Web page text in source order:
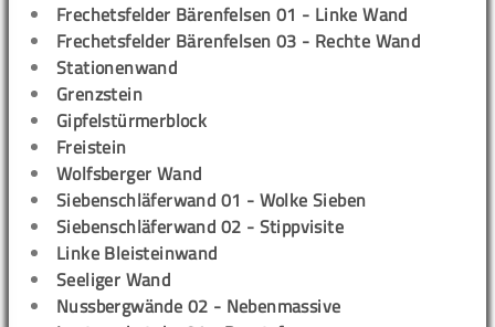
Frechetsfelder Bärenfelsen 01 - Linke Wand
Frechetsfelder Bärenfelsen 03 - Rechte Wand
Stationenwand
Grenzstein
Gipfelstürmerblock
Freistein
Wolfsberger Wand
Siebenschläferwand 01 - Wolke Sieben
Siebenschläferwand 02 - Stippvisite
Linke Bleisteinwand
Seeliger Wand
Nussbergwände 02 - Nebenmassive